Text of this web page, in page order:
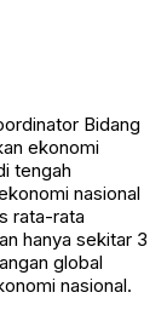
Bidang
ekonomi
tengah
nasional
rata-rata
hanya sekitar 3
global
nasional.